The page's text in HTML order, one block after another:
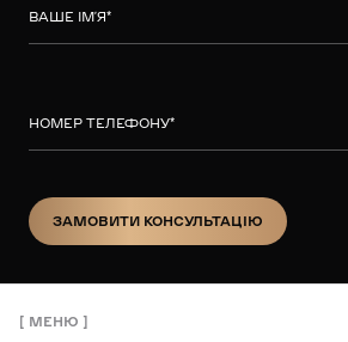
ВАШЕ ІМ’Я*
НОМЕР ТЕЛЕФОНУ*
ЗАМОВИТИ КОНСУЛЬТАЦІЮ
МЕНЮ